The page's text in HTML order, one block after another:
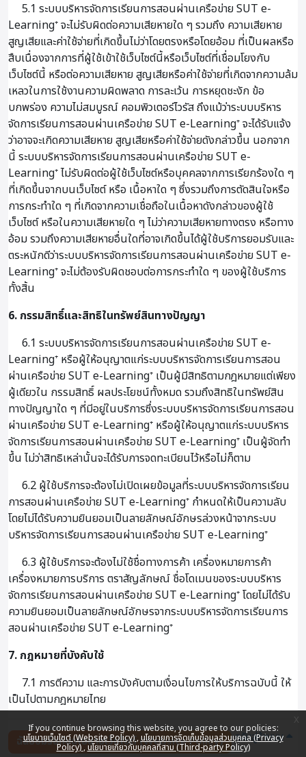
If you continue browsing this website, you agree to our policies:
นโยบายเว็บไซต์ (Website Policy) นโยบายการจัดเก็บข้อมูลส่วนบุคคล (Privacy
Policy) นโยบายเกี่ยวกับบุคคลที่สาม (Third-party Policy)
x
5.1 ระบบบริหารจัดการเรียนการสอนผ่านเครือข่าย SUT e-
Learning⁺ จะไม่รับผิดต่อความเสียหายใด ๆ รวมถึง ความเสียหาย
สูญเสียและค่าใช้จ่ายที่เกิดขึ้นไม่ว่าโดยตรงหรือโดยอ้อม ที่เป็นผลหรือ
สืบเนื่องจากการที่ผู้ใช้เข้าใช้เว็บไซต์นี้หรือเว็บไซต์ที่เชื่อมโยงกับ
เว็บไซต์นี้ หรือต่อความเสียหาย สูญเสียหรือค่าใช้จ่ายที่เกิดจากความล้ม
เหลวในการใช้งานความผิดพลาด การละเว้น การหยุดชะงัก ข้อ
บกพร่อง ความไม่สมบูรณ์ คอมพิวเตอร์ไวรัส ถึงแม้ว่าระบบบริหาร
จัดการเรียนการสอนผ่านเครือข่าย SUT e-Learning⁺ จะได้รับแจ้ง
ว่าอาจจะเกิดความเสียหาย สูญเสียหรือค่าใช้จ่ายดังกล่าวขึ้น นอกจาก
นี้ ระบบบริหารจัดการเรียนการสอนผ่านเครือข่าย SUT e-
Learning⁺ ไม่รับผิดต่อผู้ใช้เว็บไซต์หรือบุคคลจากการเรียกร้องใด ๆ
ที่เกิดขึ้นจากบนเว็บไซต์ หรือ เนื้อหาใด ๆ ซึ่งรวมถึงการตัดสินใจหรือ
การกระทำใด ๆ ที่เกิดจากความเชื่อถือในเนื้อหาดังกล่าวของผู้ใช้
เว็บไซต์ หรือในความเสียหายใด ๆ ไม่ว่าความเสียหายทางตรง หรือทาง
อ้อม รวมถึงความเสียหายอื่นใดที่อาจเกิดขึ้นได้ผู้ใช้บริการยอมรับและ
ตระหนักดีว่าระบบบริหารจัดการเรียนการสอนผ่านเครือข่าย SUT e-
Learning⁺ จะไม่ต้องรับผิดชอบต่อการกระทำใด ๆ ของผู้ใช้บริการ
ทั้งสิ้น
6. กรรมสิทธิ์และสิทธิในทรัพย์สินทางปัญญา
6.1 ระบบบริหารจัดการเรียนการสอนผ่านเครือข่าย SUT e-
Learning⁺ หรือผู้ให้อนุญาตแก่ระบบบริหารจัดการเรียนการสอน
ผ่านเครือข่าย SUT e-Learning⁺ เป็นผู้มีสิทธิตามกฎหมายแต่เพียง
ผู้เดียวใน กรรมสิทธิ์ ผลประโยชน์ทั้งหมด รวมถึงสิทธิในทรัพย์สิน
ทางปัญญาใด ๆ ที่มีอยู่ในบริการซึ่งระบบบริหารจัดการเรียนการสอน
ผ่านเครือข่าย SUT e-Learning⁺ หรือผู้ให้อนุญาตแก่ระบบบริหาร
จัดการเรียนการสอนผ่านเครือข่าย SUT e-Learning⁺ เป็นผู้จัดทำ
ขึ้น ไม่ว่าสิทธิเหล่านั้นจะได้รับการจดทะเบียนไว้หรือไม่ก็ตาม
6.2 ผู้ใช้บริการจะต้องไม่เปิดเผยข้อมูลที่ระบบบริหารจัดการเรียน
การสอนผ่านเครือข่าย SUT e-Learning⁺ กำหนดให้เป็นความลับ
โดยไม่ได้รับความยินยอมเป็นลายลักษณ์อักษรล่วงหน้าจากระบบ
บริหารจัดการเรียนการสอนผ่านเครือข่าย SUT e-Learning⁺
6.3 ผู้ใช้บริการจะต้องไม่ใช้ชื่อทางการค้า เครื่องหมายการค้า
เครื่องหมายการบริการ ตราสัญลักษณ์ ชื่อโดเมนของระบบบริหาร
จัดการเรียนการสอนผ่านเครือข่าย SUT e-Learning⁺ โดยไม่ได้รับ
ความยินยอมเป็นลายลักษณ์อักษรจากระบบบริหารจัดการเรียนการ
สอนผ่านเครือข่าย SUT e-Learning⁺
7. กฎหมายที่บังคับใช้
7.1 การตีความ และการบังคับตามเงื่อนไขการให้บริการฉบับนี้ ให้
เป็นไปตามกฎหมายไทย
ฉันยอมรับกับนโยบายเว็บไซต์ (Website Policy) กลับสู่ด้านบน